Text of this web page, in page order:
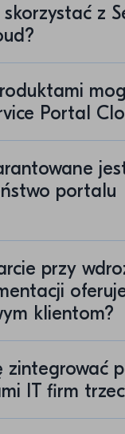
z
Portal
portalu
przy
klientom?
zintegrować
IT firm